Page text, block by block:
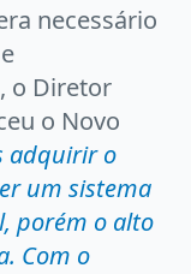
necessário
o Diretor
o Novo
adquirir o
um sistema
porém o alto
Com o